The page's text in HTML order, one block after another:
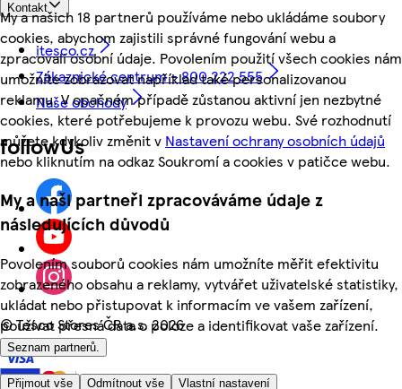
My a našich 18 partnerů používáme nebo ukládáme soubory
cookies, abychom zajistili správné fungování webu a
zpracovali osobní údaje. Povolením použití všech cookies nám
umožníte zobrazovat například také personalizovanou
reklamu. V opačném případě zůstanou aktivní jen nezbytné
cookies, které potřebujeme k provozu webu. Své rozhodnutí
můžete kdykoliv změnit v Nastavení ochrany osobních údajů
nebo kliknutím na odkaz Soukromí a cookies v patičce webu.
My a naši partneři zpracováváme údaje z
následujících důvodů
Povolením souborů cookies nám umožníte měřit efektivitu
zobrazeného obsahu a reklamy, vytvářet uživatelské statistiky,
ukládat nebo přistupovat k informacím ve vašem zařízení,
používat přesná data o poloze a identifikovat vaše zařízení.
Seznam partnerů.
Přijmout vše Odmítnout vše Vlastní nastavení
Kontakt
itesco.cz
Zákaznické centrum - 800 222 555
Naše obchody
followUs
©Tesco Stores ČR a.s. 2026